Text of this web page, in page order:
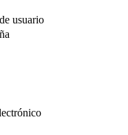
usuario